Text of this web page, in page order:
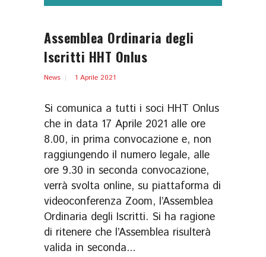
Assemblea Ordinaria degli
Iscritti HHT Onlus
News 1 Aprile 2021
Si comunica a tutti i soci HHT Onlus
che in data 17 Aprile 2021 alle ore
8.00, in prima convocazione e, non
raggiungendo il numero legale, alle
ore 9.30 in seconda convocazione,
verrà svolta online, su piattaforma di
videoconferenza Zoom, l’Assemblea
Ordinaria degli Iscritti. Si ha ragione
di ritenere che l’Assemblea risulterà
valida in seconda...